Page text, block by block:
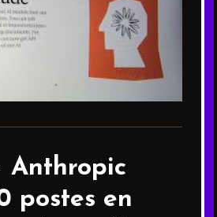
Anthropic
postes en